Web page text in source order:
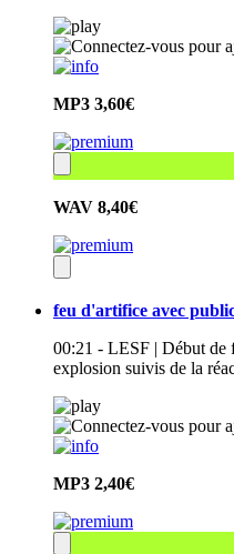
MP3 3,60€
WAV 8,40€
feu d'artifice avec
00:21 - LESF | Début de
explosion suivis de la
MP3 2,40€